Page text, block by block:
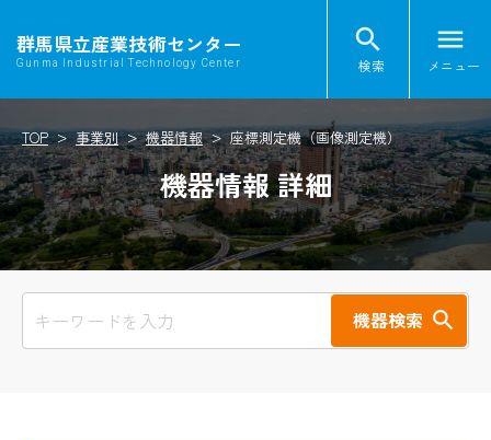
群馬県立産業技術センター
Gunma Industrial Technology Center
search
検索
menu
メニュー
TOP 事業別 機器情報 座標測定機（画像測定機）
機器情報 詳細
機器検索